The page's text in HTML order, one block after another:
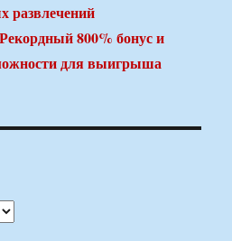
развлечений
800% бонус и
для выигрыша